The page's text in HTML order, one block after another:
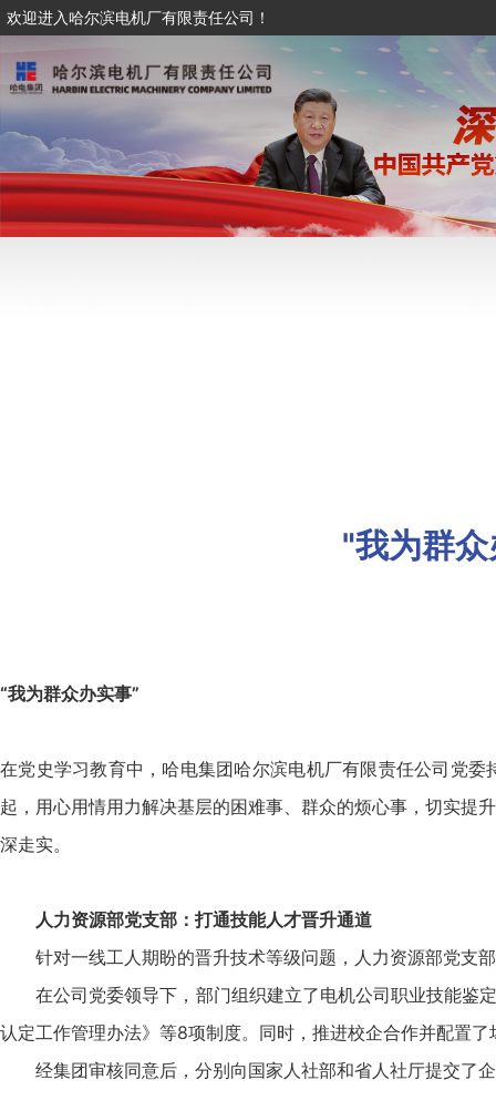
欢迎进入哈尔滨电机厂有限责任公司！
"我为群
“我为群众办实事”
在党史学习教育中，哈电集团哈尔滨电机厂有限责任公司党
起，用心用情用力解决基层的困难事、群众的烦心事，切实提
深走实。
人力资源部党支部： 打通技能人才晋升通道
针对一线工人期盼的晋升技术等级问题，人力资源部党支
在公司党委领导下，部门组织建立了电机公司职业技能鉴
认定工作管理办法》等8项制度。同时，推进校企合作并配置
经集团审核同意后，分别向国家人社部和省人社厅提交了